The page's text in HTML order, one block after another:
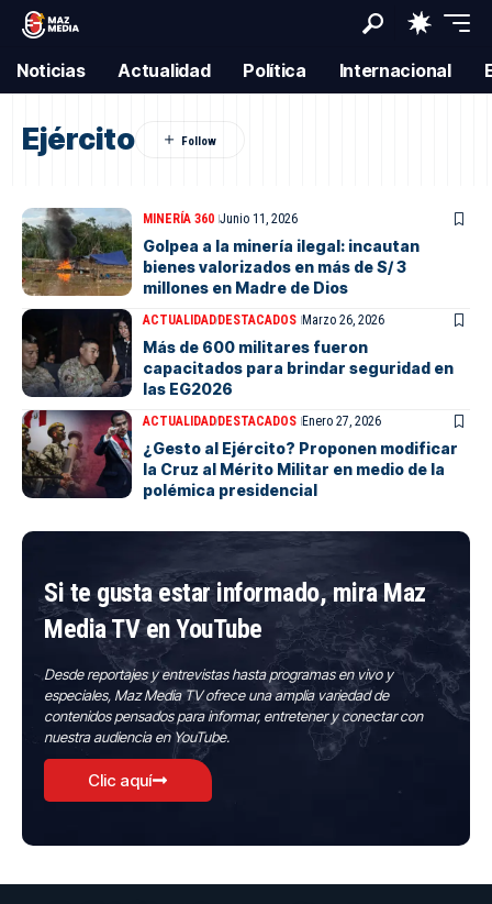
Noticias Actualidad Política Internacional
Ejército
MINERÍA 360 Junio 11, 2026
Golpea a la minería ilegal: incautan
bienes valorizados en más de S/ 3
millones en Madre de Dios
ACTUALIDADDESTACADOS Marzo 26, 2026
Más de 600 militares fueron
capacitados para brindar seguridad en
las EG2026
ACTUALIDADDESTACADOS Enero 27, 2026
¿Gesto al Ejército? Proponen modificar
la Cruz al Mérito Militar en medio de la
polémica presidencial
Si te gusta estar informado, mira Maz
Media TV en YouTube
Desde reportajes y entrevistas hasta programas en vivo y
especiales, Maz Media TV ofrece una amplia variedad de
contenidos pensados para informar, entretener y conectar con
nuestra audiencia en YouTube.
Clic aquí